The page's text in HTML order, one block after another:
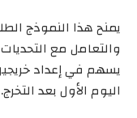
يمنح هذا النموذج
والتعامل مع
يسهم في إعداد
اليوم الأول بعد التخرج.